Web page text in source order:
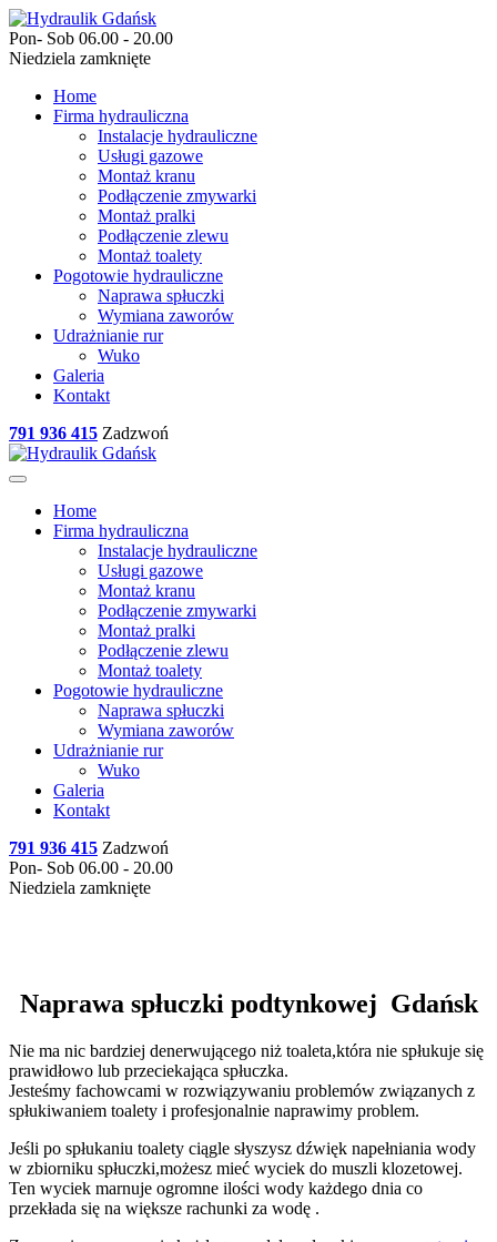
Pon- Sob 06.00 - 20.00
Niedziela zamknięte
Home
Firma hydrauliczna
Instalacje hydrauliczne
Usługi gazowe
Montaż kranu
Podłączenie zmywarki
Montaż pralki
Podłączenie zlewu
Montaż toalety
Pogotowie hydrauliczne
Naprawa spłuczki
Wymiana zaworów
Udrażnianie rur
Wuko
Galeria
Kontakt
791 936 415 Zadzwoń
Home
Firma hydrauliczna
Instalacje hydrauliczne
Usługi gazowe
Montaż kranu
Podłączenie zmywarki
Montaż pralki
Podłączenie zlewu
Montaż toalety
Pogotowie hydrauliczne
Naprawa spłuczki
Wymiana zaworów
Udrażnianie rur
Wuko
Galeria
Kontakt
791 936 415 Zadzwoń
Pon- Sob 06.00 - 20.00
Niedziela zamknięte
Naprawa spłuczki podtynkowej Gdańsk
Nie ma nic bardziej denerwującego niż toaleta,która nie spłukuje się
prawidłowo lub przeciekająca spłuczka.
Jesteśmy fachowcami w rozwiązywaniu problemów związanych z
spłukiwaniem toalety i profesjonalnie naprawimy problem.
Jeśli po spłukaniu toalety ciągle słyszysz dźwięk napełniania wody
w zbiorniku spłuczki,możesz mieć wyciek do muszli klozetowej.
Ten wyciek marnuje ogromne ilości wody każdego dnia co
przekłada się na większe rachunki za wodę .